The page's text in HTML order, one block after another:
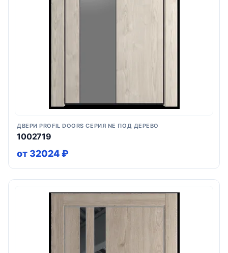
ДВЕРИ PROFIL DOORS СЕРИЯ NE ПОД ДЕРЕВО
1002719
от 32024 ₽